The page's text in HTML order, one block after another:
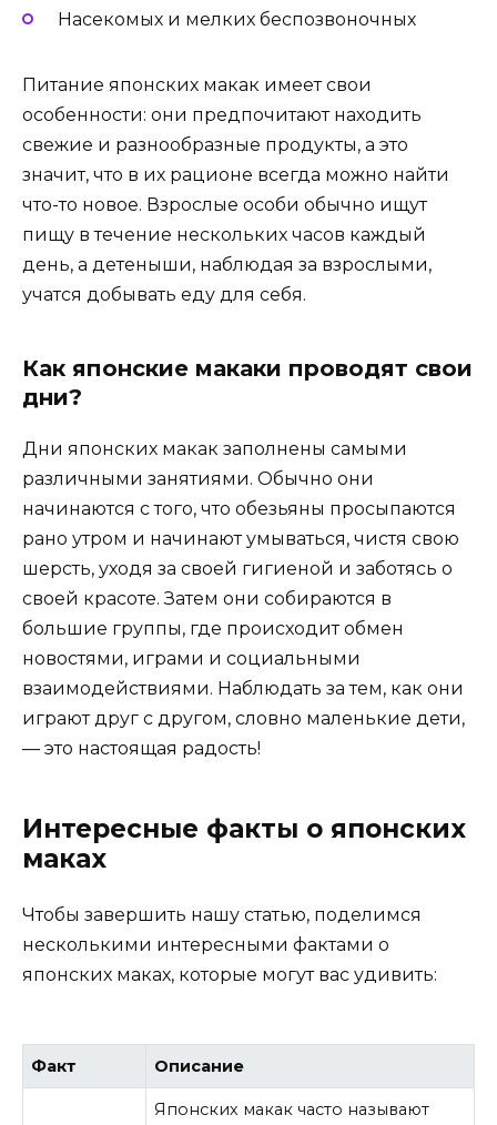
Насекомых и мелких беспозвоночных
Питание японских макак имеет свои
особенности: они предпочитают находить
свежие и разнообразные продукты, а это
значит, что в их рационе всегда можно найти
что-то новое. Взрослые особи обычно ищут
пищу в течение нескольких часов каждый
день, а детеныши, наблюдая за взрослыми,
учатся добывать еду для себя.
Как японские макаки проводят свои
дни?
Дни японских макак заполнены самыми
различными занятиями. Обычно они
начинаются с того, что обезьяны просыпаются
рано утром и начинают умываться, чистя свою
шерсть, уходя за своей гигиеной и заботясь о
своей красоте. Затем они собираются в
большие группы, где происходит обмен
новостями, играми и социальными
взаимодействиями. Наблюдать за тем, как они
играют друг с другом, словно маленькие дети,
— это настоящая радость!
Интересные факты о японских
маках
Чтобы завершить нашу статью, поделимся
несколькими интересными фактами о
японских маках, которые могут вас удивить:
Факт Описание
Японских макак часто называют